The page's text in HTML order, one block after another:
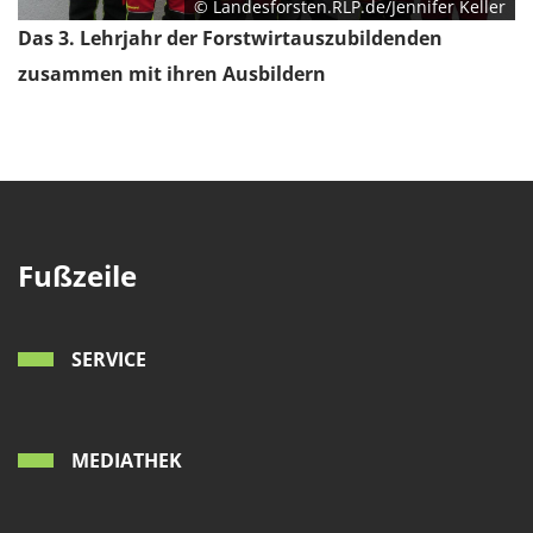
© Landesforsten.RLP.de/Jennifer Keller
Das 3. Lehrjahr der Forstwirtauszubildenden
zusammen mit ihren Ausbildern
Fußzeile
SERVICE
MEDIATHEK